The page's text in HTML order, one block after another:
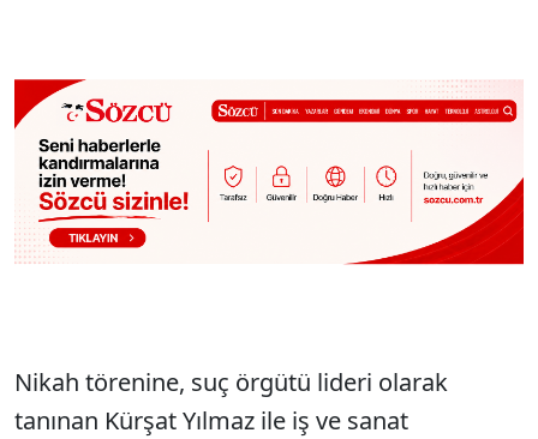
Nikah törenine, suç örgütü lideri olarak
tanınan Kürşat Yılmaz ile iş ve sanat